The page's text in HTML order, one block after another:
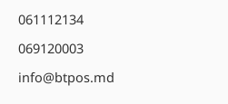
061112134
069120003
info@btpos.md